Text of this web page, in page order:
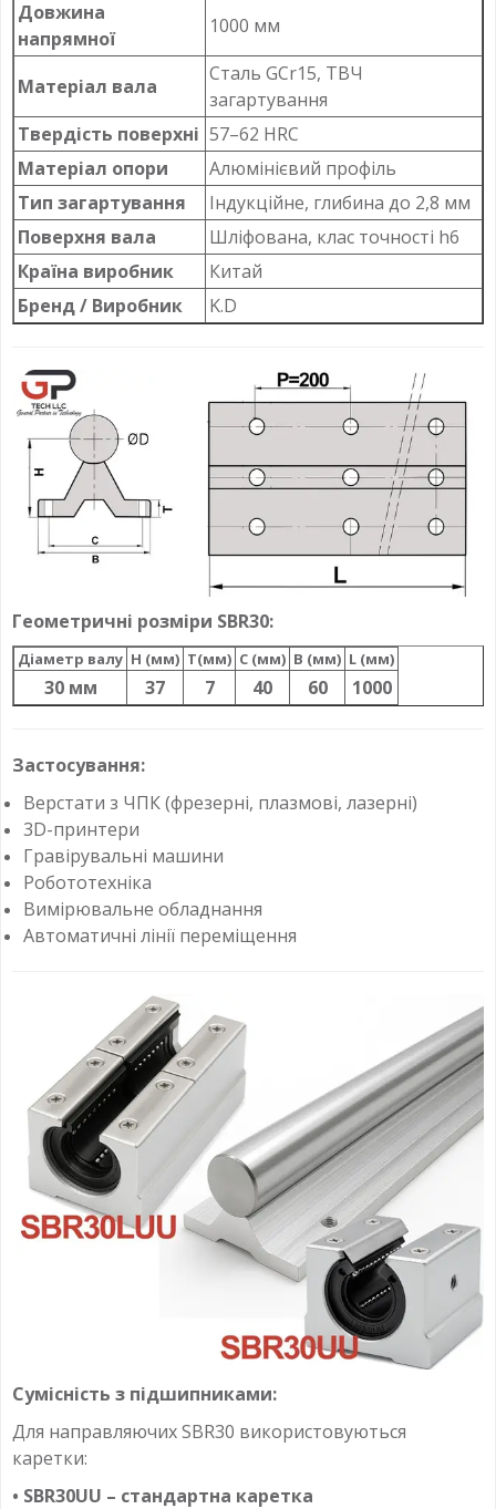
Довжина
напрямної
1000 мм
Матеріал вала
Сталь GCr15, ТВЧ
загартування
Твердість поверхні 57–62 HRC
Матеріал опори
Алюмінієвий профіль
Тип загартування
Індукційне, глибина до 2,8 мм
Поверхня вала
Шліфована, клас точності h6
Країна виробник
Китай
Бренд / Виробник
K.D
Геометричні розміри SBR30:
Діаметр валу H (мм) T(мм) C (мм) B (мм) L (мм)
30 мм 37 7 40 60 1000
Застосування:
Верстати з ЧПК (фрезерні, плазмові, лазерні)
3D-принтери
Гравірувальні машини
Робототехніка
Вимірювальне обладнання
Автоматичні лінії переміщення
Сумісність з підшипниками:
Для направляючих SBR30 використовуються
каретки:
• SBR30UU – стандартна каретка